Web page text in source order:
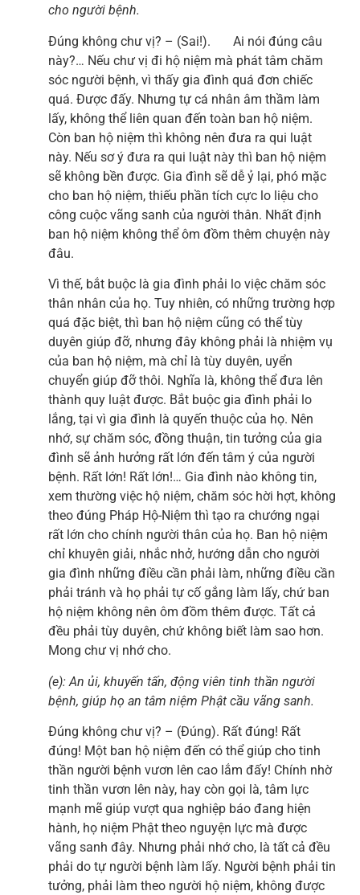
cho người bệnh.
Đúng không chư vị? – (Sai!). Ai nói đúng câu
này?… Nếu chư vị đi hộ niệm mà phát tâm chăm
sóc người bệnh, vì thấy gia đình quá đơn chiếc
quá. Được đấy. Nhưng tự cá nhân âm thầm làm
lấy, không thể liên quan đến toàn ban hộ niệm.
Còn ban hộ niệm thì không nên đưa ra qui luật
này. Nếu sơ ý đưa ra qui luật này thì ban hộ niệm
sẽ không bền được. Gia đình sẽ dễ ỷ lại, phó mặc
cho ban hộ niệm, thiếu phần tích cực lo liệu cho
công cuộc vãng sanh của người thân. Nhất định
ban hộ niệm không thể ôm đồm thêm chuyện này
đâu.
Vì thế, bắt buộc là gia đình phải lo việc chăm sóc
thân nhân của họ. Tuy nhiên, có những trường hợp
quá đặc biệt, thì ban hộ niệm cũng có thể tùy
duyên giúp đỡ, nhưng đây không phải là nhiệm vụ
của ban hộ niệm, mà chỉ là tùy duyên, uyển
chuyển giúp đỡ thôi. Nghĩa là, không thể đưa lên
thành quy luật được. Bắt buộc gia đình phải lo
lắng, tại vì gia đình là quyến thuộc của họ. Nên
nhớ, sự chăm sóc, đồng thuận, tin tưởng của gia
đình sẽ ảnh hưởng rất lớn đến tâm ý của người
bệnh. Rất lớn! Rất lớn!… Gia đình nào không tin,
xem thường việc hộ niệm, chăm sóc hời hợt, không
theo đúng Pháp Hộ-Niệm thì tạo ra chướng ngại
rất lớn cho chính người thân của họ. Ban hộ niệm
chỉ khuyên giải, nhắc nhở, hướng dẫn cho người
gia đình những điều cần phải làm, những điều cần
phải tránh và họ phải tự cố gắng làm lấy, chứ ban
hộ niệm không nên ôm đồm thêm được. Tất cả
đều phải tùy duyên, chứ không biết làm sao hơn.
Mong chư vị nhớ cho.
(e): An ủi, khuyến tấn, động viên tinh thần người
bệnh, giúp họ an tâm niệm Phật cầu vãng sanh.
Đúng không chư vị? – (Đúng). Rất đúng! Rất
đúng! Một ban hộ niệm đến có thể giúp cho tinh
thần người bệnh vươn lên cao lắm đấy! Chính nhờ
tinh thần vươn lên này, hay còn gọi là, tâm lực
mạnh mẽ giúp vượt qua nghiệp báo đang hiện
hành, họ niệm Phật theo nguyện lực mà được
vãng sanh đây. Nhưng phải nhớ cho, là tất cả đều
phải do tự người bệnh làm lấy. Người bệnh phải tin
tưởng, phải làm theo người hộ niệm, không được